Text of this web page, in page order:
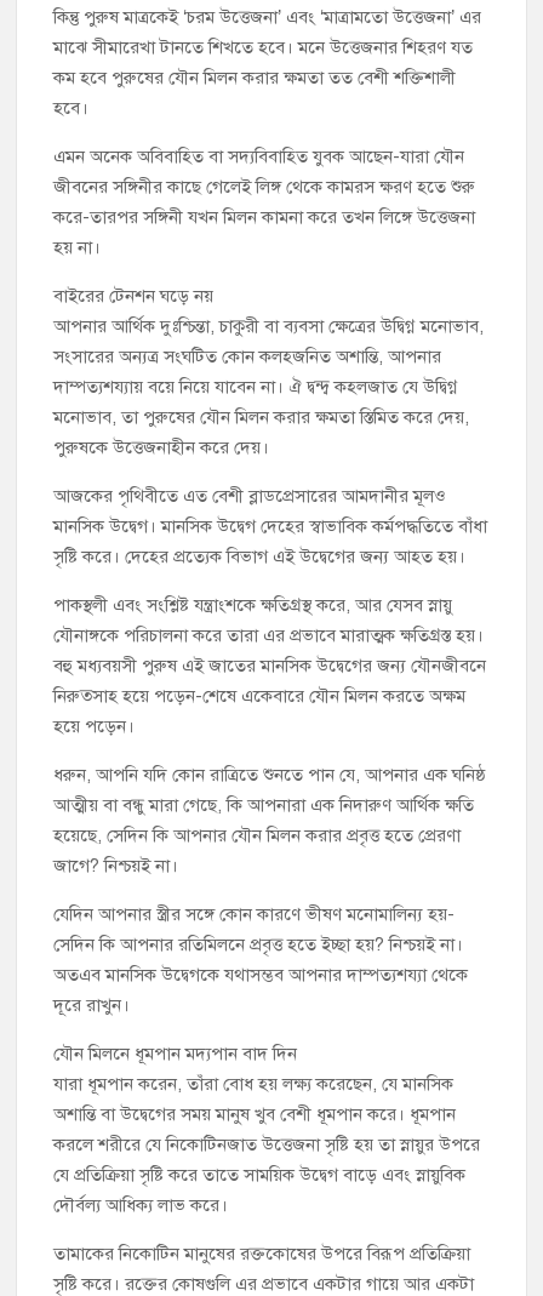
কিন্তু পুরুষ মাত্রকেই ‘চরম উত্তেজনা’ এবং ‘মাত্রামতো উত্তেজনা’ এর
মাঝে সীমারেখা টানতে শিখতে হবে। মনে উত্তেজনার শিহরণ যত
কম হবে পুরুষের যৌন মিলন করার ক্ষমতা তত বেশী শক্তিশালী
হবে।
এমন অনেক অবিবাহিত বা সদ্যবিবাহিত যুবক আছেন-যারা যৌন
জীবনের সঙ্গিনীর কাছে গেলেই লিঙ্গ থেকে কামরস ক্ষরণ হতে শুরু
করে-তারপর সঙ্গিনী যখন মিলন কামনা করে তখন লিঙ্গে উত্তেজনা
হয় না।
বাইরের টেনশন ঘড়ে নয়
আপনার আর্থিক দুঃশ্চিন্তা, চাকুরী বা ব্যবসা ক্ষেত্রের উদ্বিগ্ন মনোভাব,
সংসারের অন্যত্র সংঘটিত কোন কলহজনিত অশান্তি, আপনার
দাম্পত্যশয্যায় বয়ে নিয়ে যাবেন না। ঐ দ্বন্দ্ব কহলজাত যে উদ্বিগ্ন
মনোভাব, তা পুরুষের যৌন মিলন করার ক্ষমতা স্তিমিত করে দেয়,
পুরুষকে উত্তেজনাহীন করে দেয়।
আজকের পৃথিবীতে এত বেশী ব্লাডপ্রেসারের আমদানীর মূলও
মানসিক উদ্বেগ। মানসিক উদ্বেগ দেহের স্বাভাবিক কর্মপদ্ধতিতে বাঁধা
সৃষ্টি করে। দেহের প্রত্যেক বিভাগ এই উদ্বেগের জন্য আহত হয়।
পাকস্থলী এবং সংশ্লিষ্ট যন্ত্রাংশকে ক্ষতিগ্রস্থ করে, আর যেসব স্নায়ু
যৌনাঙ্গকে পরিচালনা করে তারা এর প্রভাবে মারাত্মক ক্ষতিগ্রস্ত হয়।
বহু মধ্যবয়সী পুরুষ এই জাতের মানসিক উদ্বেগের জন্য যৌনজীবনে
নিরুত্‍সাহ হয়ে পড়েন-শেষে একেবারে যৌন মিলন করতে অক্ষম
হয়ে পড়েন।
ধরুন, আপনি যদি কোন রাত্রিতে শুনতে পান যে, আপনার এক ঘনিষ্ঠ
আত্মীয় বা বন্ধু মারা গেছে, কি আপনারা এক নিদারুণ আর্থিক ক্ষতি
হয়েছে, সেদিন কি আপনার যৌন মিলন করার প্রবৃত্ত হতে প্রেরণা
জাগে? নিশ্চয়ই না।
যেদিন আপনার স্ত্রীর সঙ্গে কোন কারণে ভীষণ মনোমালিন্য হয়-
সেদিন কি আপনার রতিমিলনে প্রবৃত্ত হতে ইচ্ছা হয়? নিশ্চয়ই না।
অতএব মানসিক উদ্বেগকে যথাসম্ভব আপনার দাম্পত্যশয্যা থেকে
দূরে রাখুন।
যৌন মিলনে ধূমপান মদ্যপান বাদ দিন
যারা ধূমপান করেন, তাঁরা বোধ হয় লক্ষ্য করেছেন, যে মানসিক
অশান্তি বা উদ্বেগের সময় মানুষ খুব বেশী ধূমপান করে। ধূমপান
করলে শরীরে যে নিকোটিনজাত উত্তেজনা সৃষ্টি হয় তা স্নায়ুর উপরে
যে প্রতিক্রিয়া সৃষ্টি করে তাতে সাময়িক উদ্বেগ বাড়ে এবং স্নায়ুবিক
দৌর্বল্য আধিক্য লাভ করে।
তামাকের নিকোটিন মানুষের রক্তকোষের উপরে বিরূপ প্রতিক্রিয়া
সৃষ্টি করে। রক্তের কোষগুলি এর প্রভাবে একটার গায়ে আর একটা